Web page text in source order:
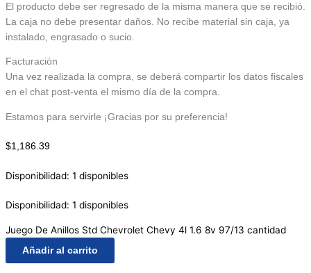
El producto debe ser regresado de la misma manera que se recibió.
La caja no debe presentar daños. No recibe material sin caja, ya
instalado, engrasado o sucio.
Facturación
Una vez realizada la compra, se deberá compartir los datos fiscales
en el chat post-venta el mismo día de la compra.
Estamos para servirle ¡Gracias por su preferencia!
$1,186.39
Disponibilidad: 1 disponibles
Disponibilidad: 1 disponibles
Juego De Anillos Std Chevrolet Chevy 4l 1.6 8v 97/13 cantidad
Añadir al carrito